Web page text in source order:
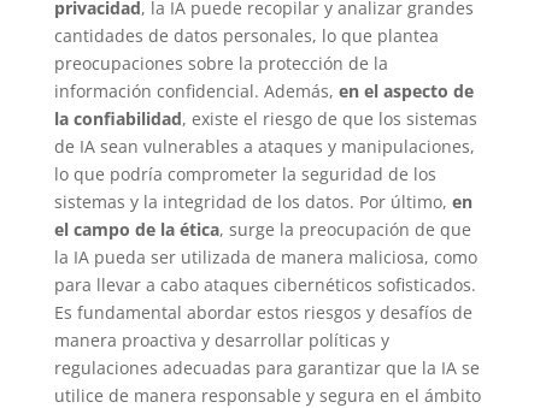
privacidad, la IA puede recopilar y analizar grandes
cantidades de datos personales, lo que plantea
preocupaciones sobre la protección de la
información confidencial. Además, en el aspecto de
la confiabilidad, existe el riesgo de que los sistemas
de IA sean vulnerables a ataques y manipulaciones,
lo que podría comprometer la seguridad de los
sistemas y la integridad de los datos. Por último, en
el campo de la ética, surge la preocupación de que
la IA pueda ser utilizada de manera maliciosa, como
para llevar a cabo ataques cibernéticos sofisticados.
Es fundamental abordar estos riesgos y desafíos de
manera proactiva y desarrollar políticas y
regulaciones adecuadas para garantizar que la IA se
utilice de manera responsable y segura en el ámbito